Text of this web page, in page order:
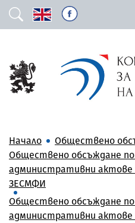
Начало
Обществено
Обществено обсъждане
административни актове
ЗЕСМФИ
Обществено обсъждане
административни актове